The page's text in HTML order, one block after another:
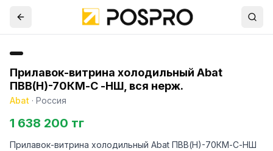
Прилавок-витрина холодильный Abat
ПВВ(Н)-70КМ-С -НШ, вся нерж.
Abat · Россия
1 638 200 тг
Прилавок-витрина холодильный Abat ПВВ(Н)-70КМ-С-НШ